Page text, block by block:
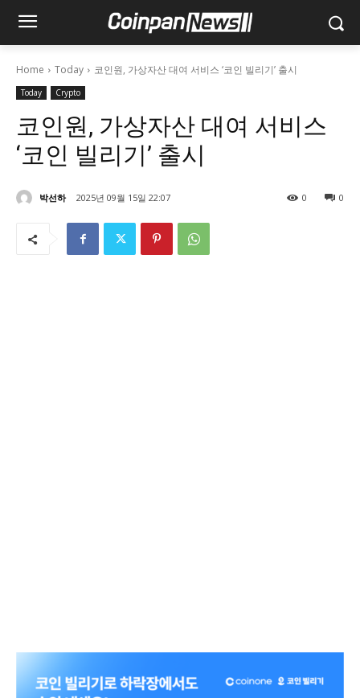
Home Today 코인원, 가상자산 대여 서비스 ‘코인 빌리기’ 출시
Today Crypto
코인원, 가상자산 대여 서비스
‘코인 빌리기’ 출시
박선하 2025년 09월 15일 22:07 0
0